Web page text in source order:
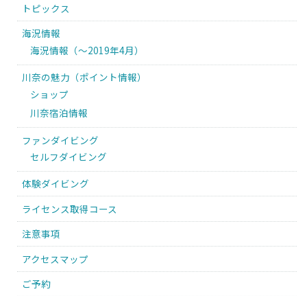
トピックス
海況情報
海況情報（〜2019年4月）
川奈の魅力（ポイント情報）
ショップ
川奈宿泊情報
ファンダイビング
セルフダイビング
体験ダイビング
ライセンス取得コース
注意事項
アクセスマップ
ご予約